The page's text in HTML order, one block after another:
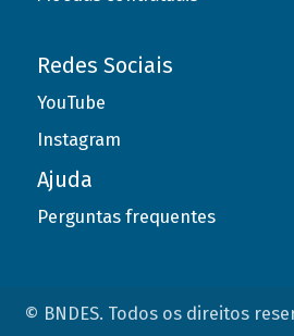
Redes Sociais
YouTube
Instagram
Ajuda
Perguntas frequentes
© BNDES. Todos os direitos